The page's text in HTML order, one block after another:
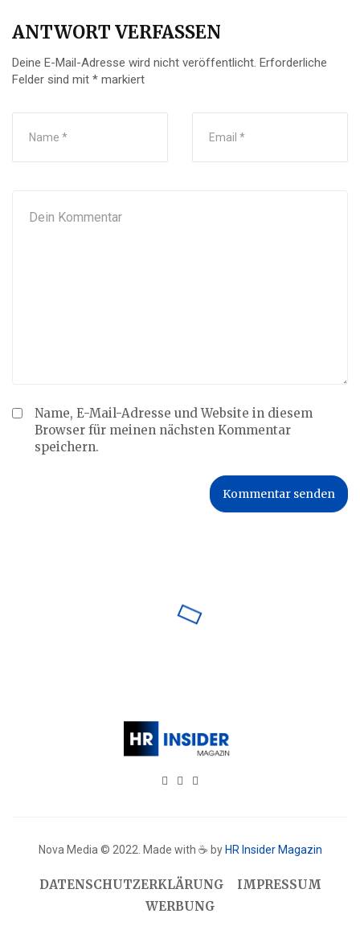
ANTWORT VERFASSEN
Deine E-Mail-Adresse wird nicht veröffentlicht. Erforderliche
Felder sind mit * markiert
Name, E-Mail-Adresse und Website in diesem
Browser für meinen nächsten Kommentar
speichern.
Nova Media © 2022. Made with ☕ by HR Insider Magazin
DATENSCHUTZERKLÄRUNG
IMPRESSUM
WERBUNG